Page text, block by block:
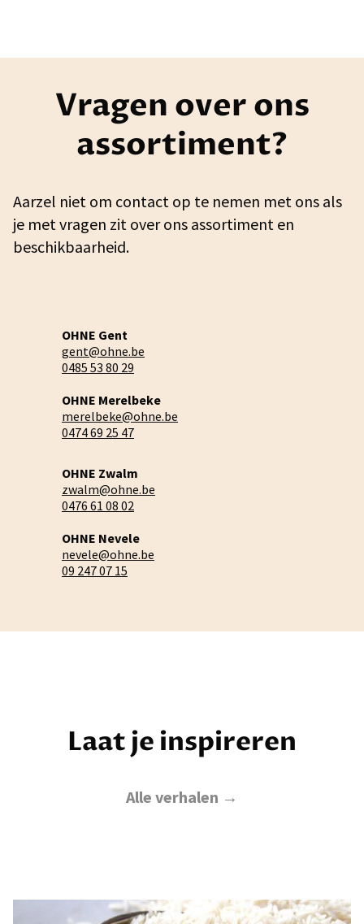
Vragen over ons
assortiment?
Aarzel niet om contact op te nemen met ons als
je met vragen zit over ons assortiment en
beschikbaarheid.
OHNE Gent
gent@ohne.be
0485 53 80 29
OHNE Merelbeke
merelbeke@ohne.be
0474 69 25 47
OHNE Zwalm
zwalm@ohne.be
0476 61 08 02
OHNE Nevele
nevele@ohne.be
09 247 07 15
Laat je inspireren
Alle verhalen →